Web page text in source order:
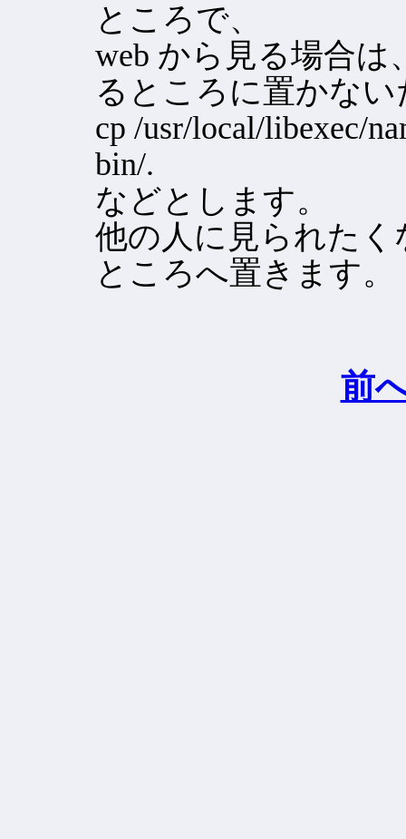
ところで、
web から見る場合は
るところに置かな
cp /usr/local/libexec/
bin/.
などとします。
他の人に見られた
ところへ置きます。
前